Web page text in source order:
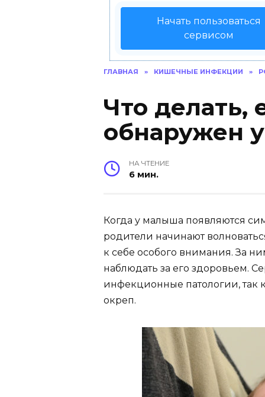
Начать пользоваться
сервисом
ГЛАВНАЯ » КИШЕЧНЫЕ ИНФЕКЦИИ »
Что делать,
обнаружен
НА ЧТЕНИЕ
6 мин.
Когда у малыша появляются
родители начинают
к себе особого внимания. За
наблюдать за его здоровьем.
инфекционные патологии, так
окреп.